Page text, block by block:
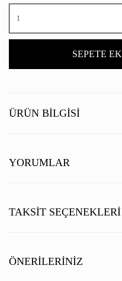
SEPETE
ÜRÜN BILGISI
YORUMLAR
Bu ürüne ilk
TAKSIT SEÇENEKLERI
ÖNERILERINIZ